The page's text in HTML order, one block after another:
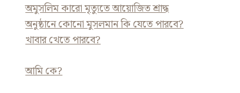
অমুসলিম কারো মৃত্যুতে আয়োজিত শ্রাদ্ধ
অনুষ্ঠানে কোনো মুসলমান কি যেতে পারবে?
খাবার খেতে পারবে?
আমি কে?